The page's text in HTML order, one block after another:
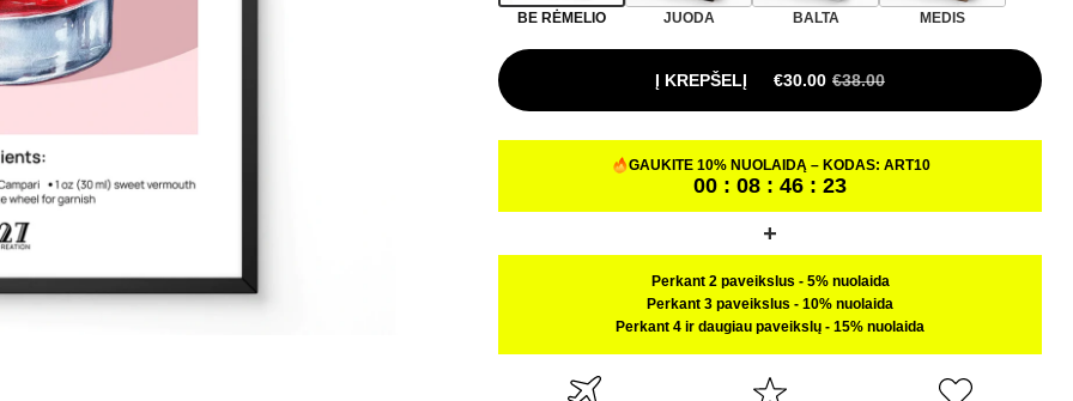
BE RĖMELIO JUODA BALTA MEDIS
Į KREPŠELĮ €30.00 €38.00
GAUKITE 10% NUOLAIDĄ – KODAS: ART10
00 : 08 : 46 : 22
Perkant 2 paveikslus - 5% nuolaida
Perkant 3 paveikslus - 10% nuolaida
Perkant 4 ir daugiau paveikslų - 15% nuolaida